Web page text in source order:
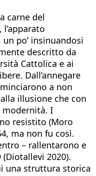
carne del
po’ insinuandosi
descritto da
Cattolica e ai
Dall’annegare
a non
illusione che con
modernità. I
resistito (Moro
ma non fu così.
– rallentarono e
2020).
una struttura storica